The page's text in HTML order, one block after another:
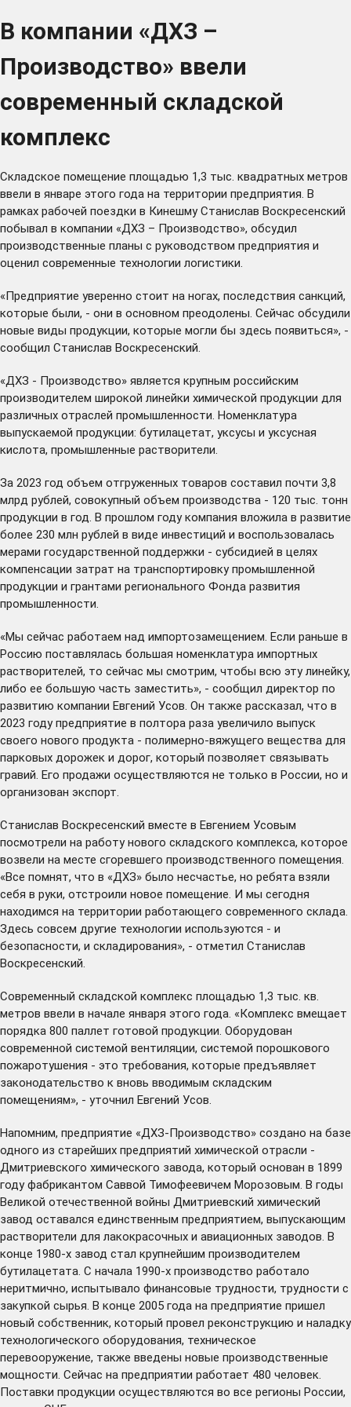
В компании «ДХЗ –
Производство» ввели
современный складской
комплекс
Складское помещение площадью 1,3 тыс. квадратных метров
ввели в январе этого года на территории предприятия. В
рамках рабочей поездки в Кинешму Станислав Воскресенский
побывал в компании «ДХЗ – Производство», обсудил
производственные планы с руководством предприятия и
оценил современные технологии логистики.
«Предприятие уверенно стоит на ногах, последствия санкций,
которые были, - они в основном преодолены. Сейчас обсудили
новые виды продукции, которые могли бы здесь появиться», -
сообщил Станислав Воскресенский.
«ДХЗ - Производство» является крупным российским
производителем широкой линейки химической продукции для
различных отраслей промышленности. Номенклатура
выпускаемой продукции: бутилацетат, уксусы и уксусная
кислота, промышленные растворители.
За 2023 год объем отгруженных товаров составил почти 3,8
млрд рублей, совокупный объем производства - 120 тыс. тонн
продукции в год. В прошлом году компания вложила в развитие
более 230 млн рублей в виде инвестиций и воспользовалась
мерами государственной поддержки - субсидией в целях
компенсации затрат на транспортировку промышленной
продукции и грантами регионального Фонда развития
промышленности.
«Мы сейчас работаем над импортозамещением. Если раньше в
Россию поставлялась большая номенклатура импортных
растворителей, то сейчас мы смотрим, чтобы всю эту линейку,
либо ее большую часть заместить», - сообщил директор по
развитию компании Евгений Усов. Он также рассказал, что в
2023 году предприятие в полтора раза увеличило выпуск
своего нового продукта - полимерно-вяжущего вещества для
парковых дорожек и дорог, который позволяет связывать
гравий. Его продажи осуществляются не только в России, но и
организован экспорт.
Станислав Воскресенский вместе в Евгением Усовым
посмотрели на работу нового складского комплекса, которое
возвели на месте сгоревшего производственного помещения.
«Все помнят, что в «ДХЗ» было несчастье, но ребята взяли
себя в руки, отстроили новое помещение. И мы сегодня
находимся на территории работающего современного склада.
Здесь совсем другие технологии используются - и
безопасности, и складирования», - отметил Станислав
Воскресенский.
Современный складской комплекс площадью 1,3 тыс. кв.
метров ввели в начале января этого года. «Комплекс вмещает
порядка 800 паллет готовой продукции. Оборудован
современной системой вентиляции, системой порошкового
пожаротушения - это требования, которые предъявляет
законодательство к вновь вводимым складским
помещениям», - уточнил Евгений Усов.
Напомним, предприятие «ДХЗ-Производство» создано на базе
одного из старейших предприятий химической отрасли -
Дмитриевского химического завода, который основан в 1899
году фабрикантом Саввой Тимофеевичем Морозовым. В годы
Великой отечественной войны Дмитриевский химический
завод оставался единственным предприятием, выпускающим
растворители для лакокрасочных и авиационных заводов. В
конце 1980-х завод стал крупнейшим производителем
бутилацетата. С начала 1990-х производство работало
неритмично, испытывало финансовые трудности, трудности с
закупкой сырья. В конце 2005 года на предприятие пришел
новый собственник, который провел реконструкцию и наладку
технологического оборудования, техническое
перевооружение, также введены новые производственные
мощности. Сейчас на предприятии работает 480 человек.
Поставки продукции осуществляются во все регионы России,